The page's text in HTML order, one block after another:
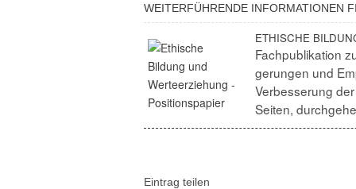
WEITER­FÜH­RENDE INFOR­MA­TIONEN
ETHISCHE
Fach­pu­bli­ka­tion
ge­rungen und
Verbes­se­rung
Seiten,
Eintrag teilen